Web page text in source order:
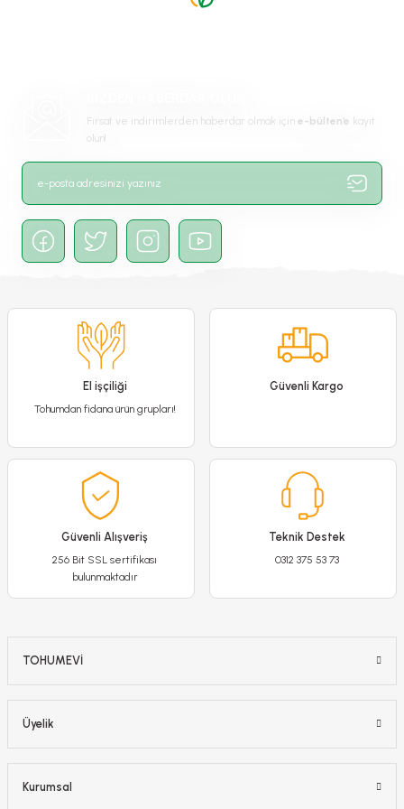
Ürün resmi kalitesiz, bozuk veya görüntülenemiyor.
Gönder
Sepete Ekle
-%18
Fırsat ve indirimlerden haberdar olmak için e-bülten’e kayıt
olun!
El işçiliği
Tohumdan fidana ürün grupları!
Güvenli Kargo
Güvenli Alışveriş
256 Bit SSL sertifikası
bulunmaktadır
Teknik Destek
0312 375 53 73
TOHUMEVİ
Üyelik
Kurumsal